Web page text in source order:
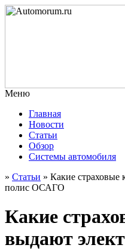
Меню
Главная
Новости
Статьи
Обзор
Системы автомобиля
» Статьи » Какие
полис ОСАГО
Какие
выдают